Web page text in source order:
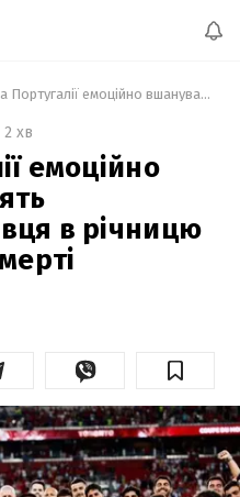
Збірна Португалії емоційно вшанувала пам'ять колишнього гравця в річницю його трагічної смерті
2 хв
емоційно
в річницю